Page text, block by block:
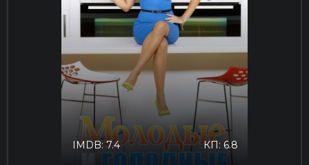
КП: 6.8
IMDB: 7.4